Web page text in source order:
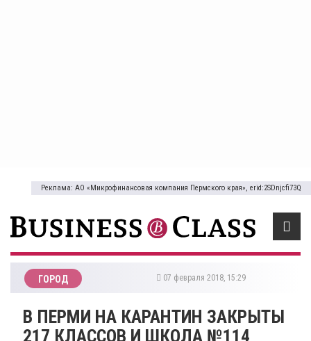
Реклама: АО «Микрофинансовая компания Пермского края», erid:2SDnjcfi73Q
ГОРОД 07 февраля 2018, 15:29
​В ПЕРМИ НА КАРАНТИН ЗАКРЫТЫ
217 КЛАССОВ И ШКОЛА №114